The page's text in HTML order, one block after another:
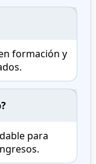
formación y
para